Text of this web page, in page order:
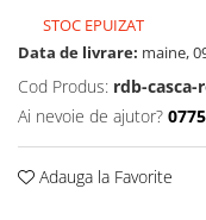
STOC EPUIZAT
Data de livrare: maine,
Cod Produs: rdb-casca-
Ai nevoie de ajutor?
Adauga la Favorite